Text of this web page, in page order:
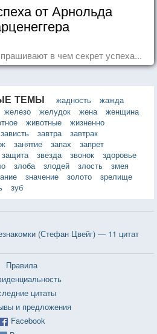
от Арнольда
в чем секрет успеха...
ТЕМЫ жадность
жажда
железо желудок жена
женщина
животные
жизненно
зависть завтра
завтрак
занятие запах
запрет
защита звезда звонок
здоровье
злоба злодей злость
змея
значение золото
зрелище
зуб
(Стефан Цвейг) — 11 цитат
Правила
цитаты
и предложения
Facebook